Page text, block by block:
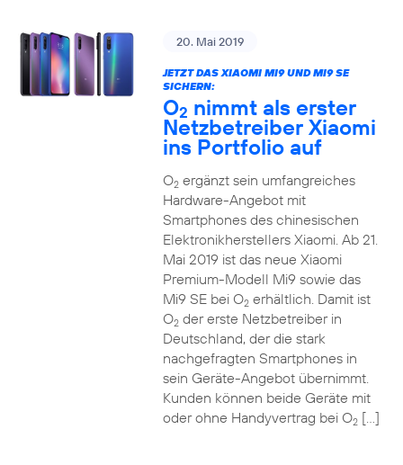
20. Mai 2019
JETZT DAS XIAOMI MI9 UND MI9 SE
SICHERN:
O2 nimmt als erster
Netzbetreiber Xiaomi
ins Portfolio auf
O2ergänzt sein umfangreiches
Hardware-Angebot mit
Smartphones des chinesischen
Elektronikherstellers Xiaomi. Ab 21.
Mai 2019 ist das neue Xiaomi
Premium-Modell Mi9 sowie das
Mi9 SE bei O2erhältlich. Damit ist
O2der erste Netzbetreiber in
Deutschland, der die stark
nachgefragten Smartphones in
sein Geräte-Angebot übernimmt.
Kunden können beide Geräte mit
oder ohne Handyvertrag bei O2[…]